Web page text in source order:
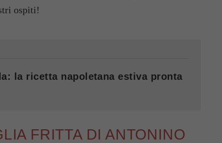
ospiti!
la ricetta napoletana estiva pronta
FRITTA DI ANTONINO